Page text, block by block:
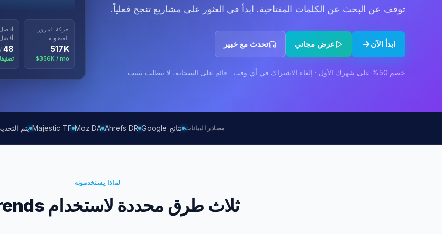
توقف عن البحث عن الكلمات المفتاحية. ابدأ في العثور على مشاريع تنجح فعلياً.
ابدأ الآن عرض مجاني تحدث مع خبير
خصم 50% على شهرك الأول · إلغاء الاشتراك في أي وقت · قائم على السحابة، لا يتطلب تثبيت
حركة المرور
العضوية
517K
$356K / mo
أفضل 10
48
/ 136
مصادر البيانات نتائج Google Ahrefs DR
Moz DA
Majestic TF يتم
لماذا يستخدمونه
ثلاث طرق محددة لاستخدام Seotrends